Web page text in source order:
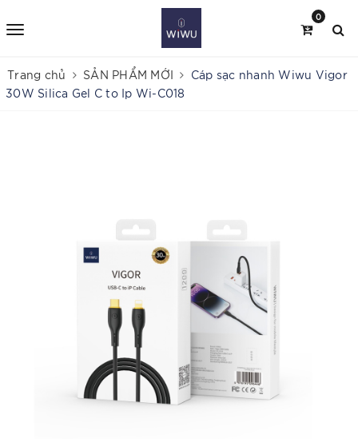
0
Trang chủ SẢN PHẨM MỚI
Cáp sạc nhanh Wiwu Vigor
30W Silica Gel C to Ip Wi-C018